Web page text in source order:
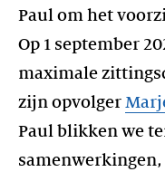
Paul om het
Op 1 september
maximale
zijn opvolger
Paul blikken we